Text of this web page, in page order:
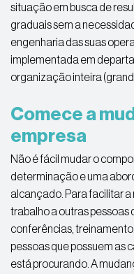
situação em busca de
graduais sem a
engenharia das suas
implementada em
organização inteira
Comece a
empresa
Não é fácil mudar o
determinação e uma
alcançado. Para facilitar
trabalho a outras pessoas
conferências,
pessoas que possuem as
está procurando. A